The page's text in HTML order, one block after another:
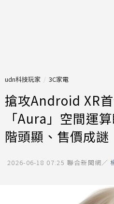
udn科技玩家 3C家電
搶攻Android XR
「Aura」空間運
階頭顯、售價成謎
2026-06-18 07:25 聯合新聞網／